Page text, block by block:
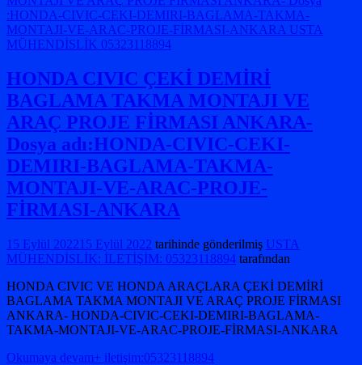
HONDA CIVIC ÇEKİ DEMİRİ
BAGLAMA TAKMA MONTAJI VE
ARAÇ PROJE FİRMASI ANKARA-
Dosya adı:HONDA-CIVIC-CEKI-
DEMIRI-BAGLAMA-TAKMA-
MONTAJI-VE-ARAC-PROJE-
FİRMASI-ANKARA
15 Eylül 202215 Eylül 2022 tarihinde gönderilmiş USTA
MÜHENDİSLİK: İLETİŞİM: 05323118894 tarafından
HONDA CIVIC VE HONDA ARAÇLARA ÇEKİ DEMİRİ
BAGLAMA TAKMA MONTAJI VE ARAÇ PROJE FİRMASI
ANKARA- HONDA-CIVIC-CEKI-DEMIRI-BAGLAMA-
TAKMA-MONTAJI-VE-ARAC-PROJE-FİRMASI-ANKARA
Okumaya devam+ iletişim:05323118894